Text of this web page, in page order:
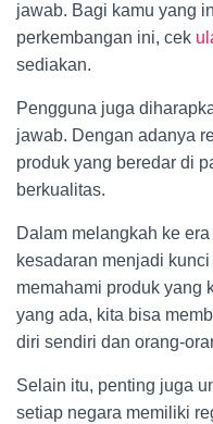
jawab. Bagi kamu yang
perkembangan ini, cek
sediakan.
Pengguna juga
jawab. Dengan adanya
produk yang beredar di
berkualitas.
Dalam melangkah ke
kesadaran menjadi
memahami produk yang
yang ada, kita bisa
diri sendiri dan orang-
Selain itu, penting juga
setiap negara memiliki